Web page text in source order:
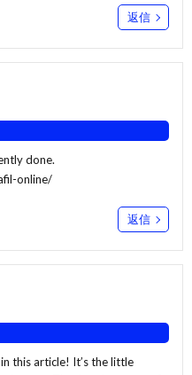
返信
done.
online/
返信
this article! It’s the little